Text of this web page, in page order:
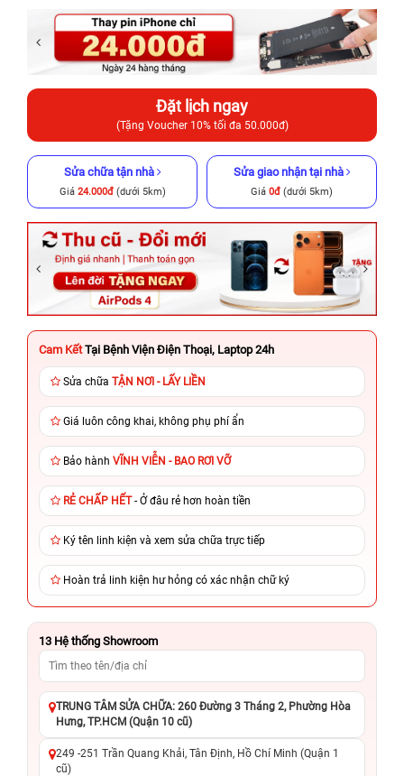
Đặt lịch ngay
(Tặng Voucher 10% tối đa 50.000đ)
Sửa chữa tận nhà
Giá 24.000đ(dưới 5km)
Sửa giao nhận tại nhà
Giá 0đ (dưới 5km)
Cam Kết Tại Bệnh Viện Điện Thoại, Laptop 24h
Sửa chữa TẬN NƠI - LẤY LIỀN
Giá luôn công khai, không phụ phí ẩn
Bảo hành VĨNH VIỄN - BAO RƠI VỠ
RẺ CHẤP HẾT- Ở đâu rẻ hơn hoàn tiền
Ký tên linh kiện và xem sửa chữa trực tiếp
Hoàn trả linh kiện hư hỏng có xác nhận chữ ký
13 Hệ thống Showroom
TRUNG TÂM SỬA CHỮA: 260 Đường 3 Tháng 2, Phường Hòa
Hưng, TP.HCM (Quận 10 cũ)
249 -251 Trần Quang Khải, Tân Định, Hồ Chí Minh (Quận 1
cũ)